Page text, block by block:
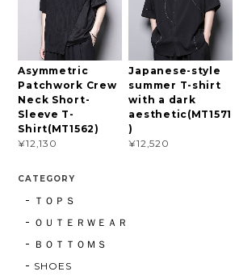
Asymmetric
Patchwork Crew
Neck Short-
Sleeve T-
Shirt(MT1562)
¥12,130
Japanese-style
summer T-shirt
with a dark
aesthetic(MT1571
)
¥12,520
CATEGORY
ＴＯＰＳ
ＯＵＴＥＲＷＥＡＲ
ＢＯＴＴＯＭＳ
SHOES